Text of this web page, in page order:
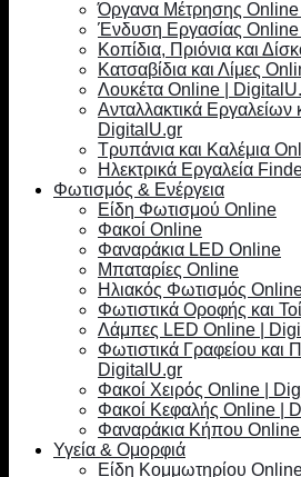
Όργανα Μέτρησης
Ένδυση Εργασίας
Κοπίδια, Πριόνια και
Κατσαβίδια και Λίμες
Λουκέτα Online |
Ανταλλακτικά Εργαλείων
DigitalU.gr
Τρυπάνια και Καλέμια
Ηλεκτρικά Εργαλεία
Φωτισμός & Ενέργεια
Είδη Φωτισμού Online
Φακοί Online
Φαναράκια LED Online
Μπαταρίες Online
Ηλιακός Φωτισμός
Φωτιστικά Οροφής και
Λάμπες LED Online |
Φωτιστικά Γραφείου και
DigitalU.gr
Φακοί Χειρός Online |
Φακοί Κεφαλής Online |
Φαναράκια Κήπου
Υγεία & Ομορφιά
Είδη Κομμωτηρίου